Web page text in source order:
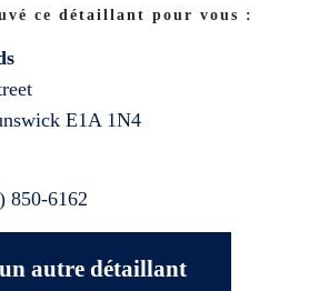
ce détaillant pour vous :
E1A 1N4
850-6162
autre détaillant